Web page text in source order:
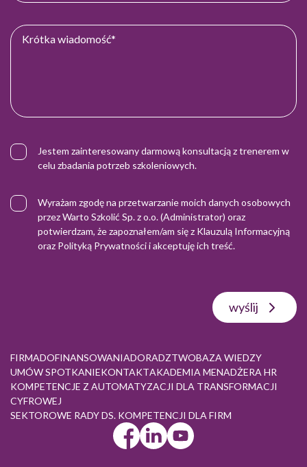
Jestem zainteresowany darmową konsultacją z trenerem w
celu zbadania potrzeb szkoleniowych.
Wyrażam zgodę na przetwarzanie moich danych osobowych
przez Warto Szkolić Sp. z o.o. (Administrator) oraz
potwierdzam, że zapoznałem/am się z Klauzulą Informacyjną
oraz Polityką Prywatnościi akceptuję ich treść.
wyślij
FIRMADOFINANSOWANIADORADZTWOBAZA WIEDZY
UMÓW SPOTKANIEKONTAKTAKADEMIA MENADŻERA HR
KOMPETENCJE Z AUTOMATYZACJI DLA TRANSFORMACJI
CYFROWEJ
SEKTOROWE RADY DS. KOMPETENCJI DLA FIRM